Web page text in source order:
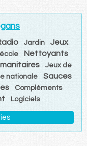
Jardin
Jeux
Nettoyants
Jeux de
nationale
Sauces
Compléments
Logiciels